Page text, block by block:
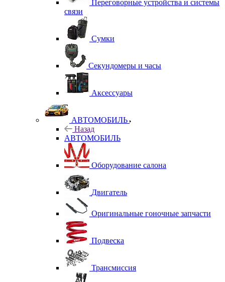
Переговорные устройства и системы
связи
Сумки
Секундомеры и часы
Аксессуары
АВТОМОБИЛЬ
Назад
АВТОМОБИЛЬ
Оборудование салона
Двигатель
Оригинальные гоночные запчасти
Подвеска
Трансмиссия